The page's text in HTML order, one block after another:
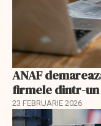
ANAF
firmele dintr-
23 FEBRUARIE 2026